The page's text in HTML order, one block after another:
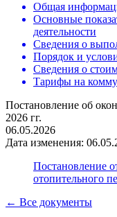
Общая
Основные
деятельности
Сведения о
Порядок и
Сведения о
Тарифы на
Постановление об
2026 гг.
06.05.2026
Дата изменения:
Постановление
отопительного
← Все документы